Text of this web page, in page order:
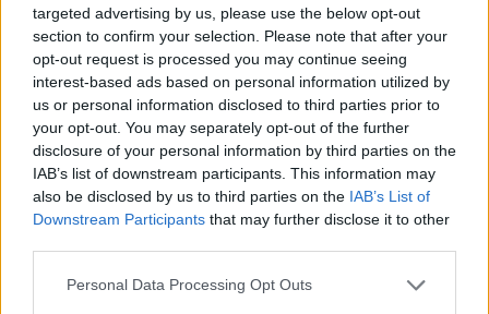
targeted advertising by us, please use the below opt-out
section to confirm your selection. Please note that after your
opt-out request is processed you may continue seeing
interest-based ads based on personal information utilized by
us or personal information disclosed to third parties prior to
your opt-out. You may separately opt-out of the further
disclosure of your personal information by third parties on the
IAB’s list of downstream participants. This information may
also be disclosed by us to third parties on the IAB’s List of
Downstream Participants that may further disclose it to other
Please note that this website/app uses one or more Google
Personal Data Processing Opt Outs